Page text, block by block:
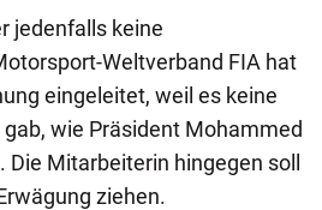
jedenfalls keine
Weltverband FIA hat
eingeleitet, weil es keine
wie Präsident Mohammed
Die Mitarbeiterin hingegen soll
ziehen.